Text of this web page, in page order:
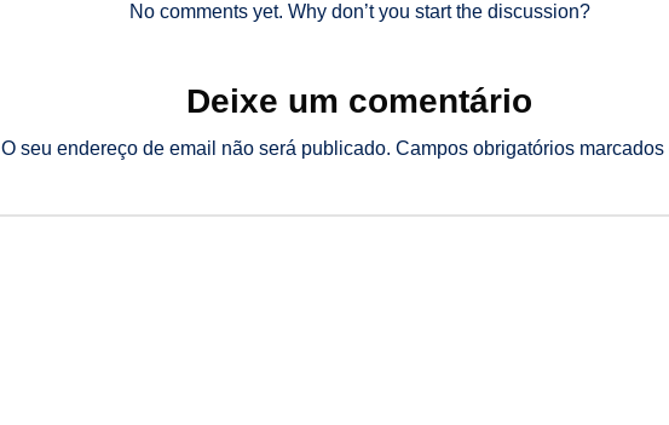
No comments yet. Why don’t you start the discussion?
Deixe um comentário
O seu endereço de email não será publicado. Campos obrigatórios marcados